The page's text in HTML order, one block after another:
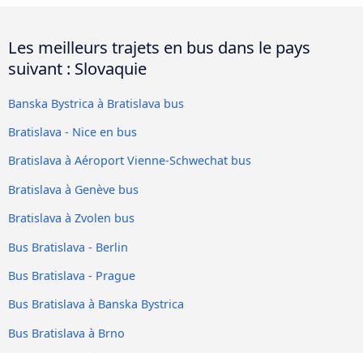
Les meilleurs trajets en bus dans le pays
suivant : Slovaquie
Banska Bystrica à Bratislava bus
Bratislava - Nice en bus
Bratislava à Aéroport Vienne-Schwechat bus
Bratislava à Genève bus
Bratislava à Zvolen bus
Bus Bratislava - Berlin
Bus Bratislava - Prague
Bus Bratislava à Banska Bystrica
Bus Bratislava à Brno